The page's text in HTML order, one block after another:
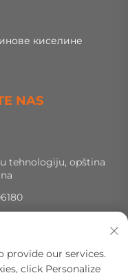
киселине
NAS
tehnologiju, opština
provide our services.
click Personalize